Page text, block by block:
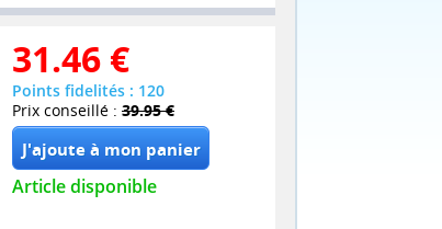
31.46 €
Points fidelités : 120
Prix conseillé : 39.95 €
Article disponible